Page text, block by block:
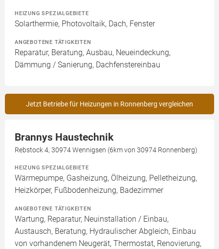
HEIZUNG SPEZIALGEBIETE
Solarthermie, Photovoltaik, Dach, Fenster
ANGEBOTENE TÄTIGKEITEN
Reparatur, Beratung, Ausbau, Neueindeckung,
Dämmung / Sanierung, Dachfenstereinbau
Jetzt Betriebe für Heizungen in Ronnenberg vergleichen
Brannys Haustechnik
Rebstock 4, 30974 Wennigsen (6km von 30974 Ronnenberg)
HEIZUNG SPEZIALGEBIETE
Wärmepumpe, Gasheizung, Ölheizung, Pelletheizung,
Heizkörper, Fußbodenheizung, Badezimmer
ANGEBOTENE TÄTIGKEITEN
Wartung, Reparatur, Neuinstallation / Einbau,
Austausch, Beratung, Hydraulischer Abgleich, Einbau
von vorhandenem Neugerät, Thermostat, Renovierung,